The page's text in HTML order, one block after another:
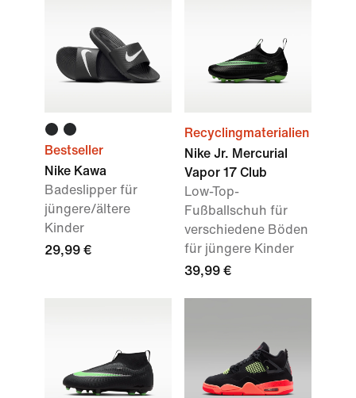
Bestseller
Nike Kawa
Badeslipper für
jüngere/ältere
Kinder
29,99 €
Recyclingmaterialien
Nike Jr. Mercurial
Vapor 17 Club
Low-Top-
Fußballschuh für
verschiedene Böden
für jüngere Kinder
39,99 €